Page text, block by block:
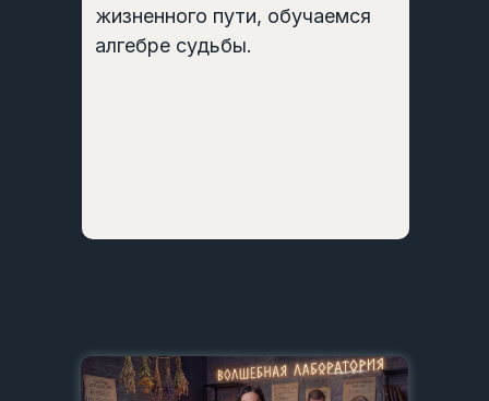
жизненного пути, обучаемся
алгебре судьбы.